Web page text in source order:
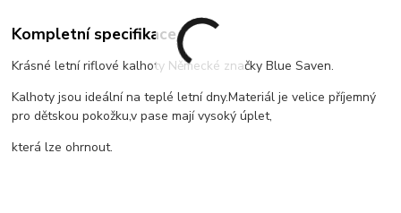
Kompletní specifikace
Krásné letní riflové kalhoty Německé značky Blue Saven.
Kalhoty jsou ideální na teplé letní dny.Materiál je velice příjemný
pro dětskou pokožku,v pase mají vysoký úplet,
která lze ohrnout.